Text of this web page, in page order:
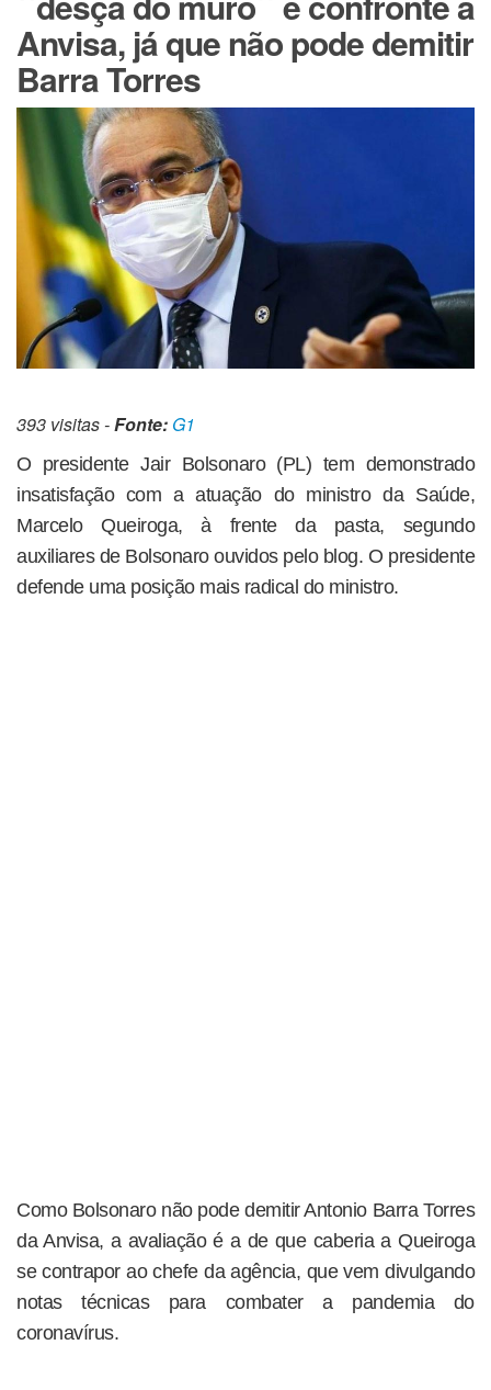
Anvisa, já que não pode demitir
Barra Torres
393 visitas -Fonte: G1
O presidente Jair Bolsonaro (PL) tem demonstrado
insatisfação com a atuação do ministro da Saúde,
Marcelo Queiroga, à frente da pasta, segundo
auxiliares de Bolsonaro ouvidos pelo blog. O presidente
defende uma posição mais radical do ministro.
Como Bolsonaro não pode demitir Antonio Barra Torres
da Anvisa, a avaliação é a de que caberia a Queiroga
se contrapor ao chefe da agência, que vem divulgando
notas técnicas para combater a pandemia do
coronavírus.